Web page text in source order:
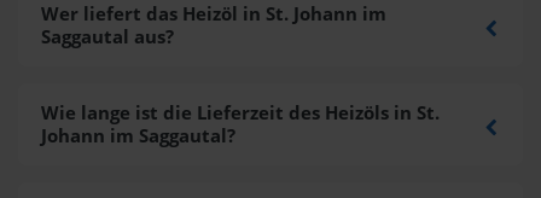
Wer liefert das Heizöl in St. Johann im
Saggautal aus?
Wie lange ist die Lieferzeit des Heizöls in St.
Johann im Saggautal?